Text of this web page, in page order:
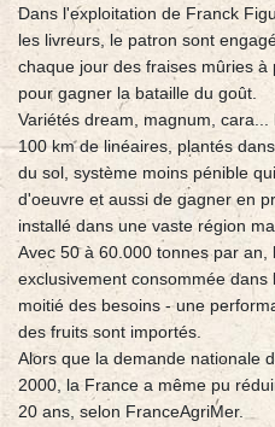
Dans l'exploitation de Franck
les livreurs, le patron sont
chaque jour des fraises mûries
pour gagner la bataille du goût.
Variétés dream, magnum,
100 km de linéaires, plantés
du sol, système moins pénible
d'oeuvre et aussi de gagner en
installé dans une vaste région
Avec 50 à 60.000 tonnes par
exclusivement consommée
moitié des besoins - une
des fruits sont importés.
Alors que la demande nationale
2000, la France a même pu
20 ans, selon FranceAgriMer.